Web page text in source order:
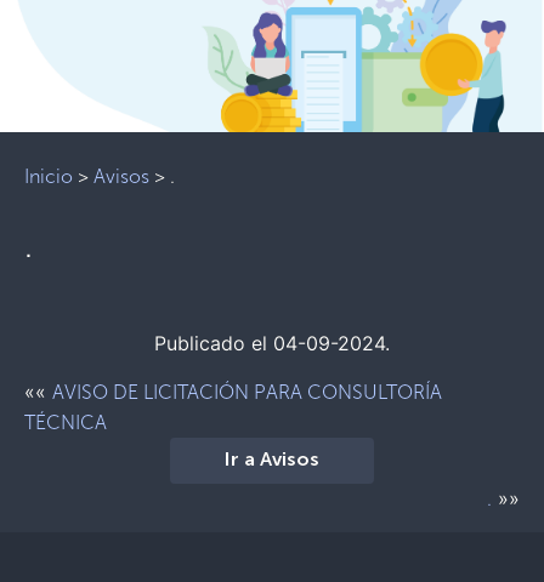
Inicio > Avisos > .
.
Publicado el 04-09-2024.
«« AVISO DE LICITACIÓN PARA CONSULTORÍA
TÉCNICA
Ir a Avisos
. »»